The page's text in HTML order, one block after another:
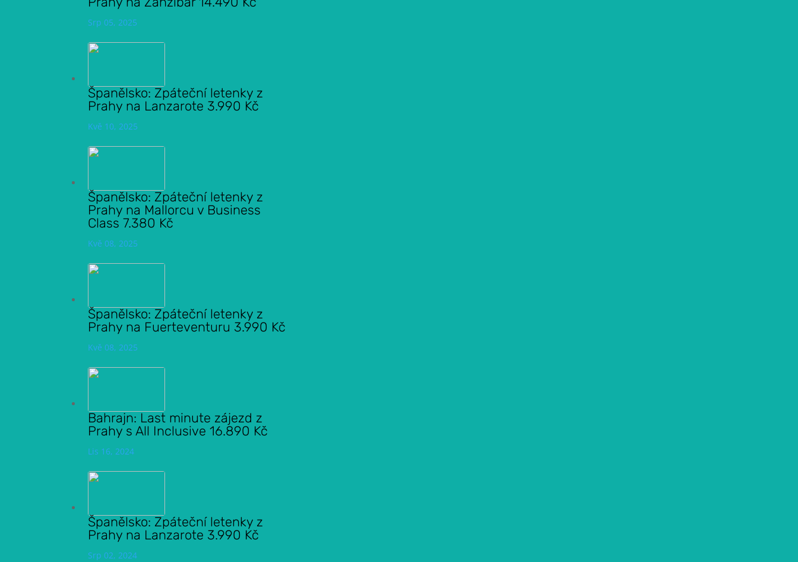
Srp 05, 2025
Španělsko: Zpáteční letenky z
Prahy na Lanzarote 3.990 Kč
Kvě 10, 2025
Španělsko: Zpáteční letenky z
Prahy na Mallorcu v Business
Class 7.380 Kč
Kvě 08, 2025
Španělsko: Zpáteční letenky z
Prahy na Fuerteventuru 3.990 Kč
Kvě 08, 2025
Bahrajn: Last minute zájezd z
Prahy s All Inclusive 16.890 Kč
Lis 16, 2024
Španělsko: Zpáteční letenky z
Prahy na Lanzarote 3.990 Kč
Srp 02, 2024